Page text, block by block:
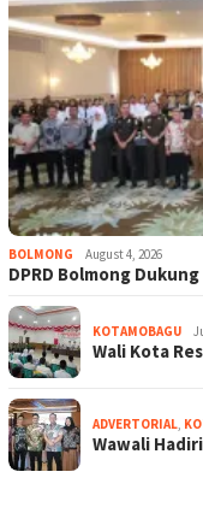
BOLMONG August 4, 2026
DPRD Bolmong
KOTAMOBAGU
Wali Kota
ADVERTORIAL,
Wawali